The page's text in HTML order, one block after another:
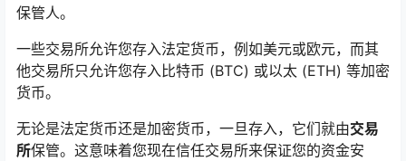
保管人。
一些交易所允许您存入法定货币，例如美元或欧元，而其
他交易所只允许您存入比特币 (BTC) 或以太 (ETH) 等加密
货币。
无论是法定货币还是加密货币，一旦存入，它们就由交易
所保管。这意味着您现在信任交易所来保证您的资金安